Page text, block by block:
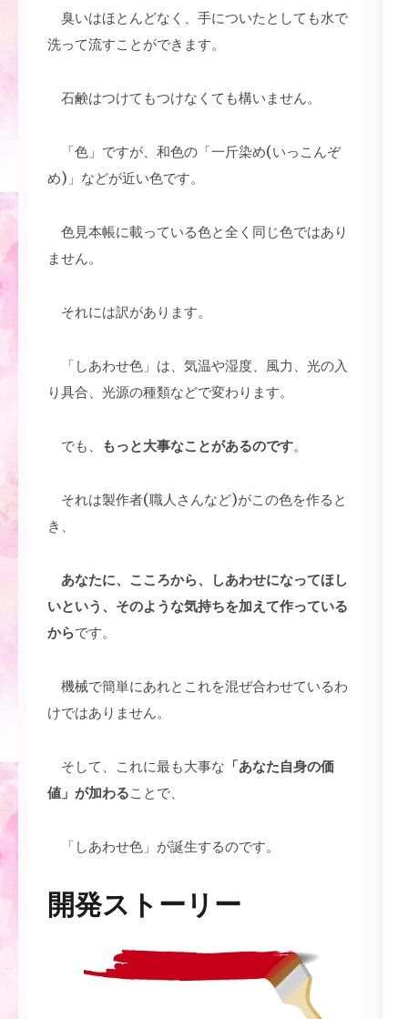
臭いはほとんどなく、手についたとしても水で
洗って流すことができます。
石鹸はつけてもつけなくても構いません。
「色」ですが、和色の「一斤染め(いっこんぞ
め)」などが近い色です。
色見本帳に載っている色と全く同じ色ではあり
ません。
それには訳があります。
「しあわせ色」は、気温や湿度、風力、光の入
り具合、光源の種類などで変わります。
でも、 もっと大事なことがあるのです。
それは製作者(職人さんなど)がこの色を作ると
き、
あなたに、こころから、しあわせになってほし
いという、そのような気持ちを加えて作っている
からです。
機械で簡単にあれとこれを混ぜ合わせているわ
けではありません。
そして、これに最も大事な 「あなた自身の価
値」が加わることで、
「しあわせ色」が誕生するのです。
開発ストーリー